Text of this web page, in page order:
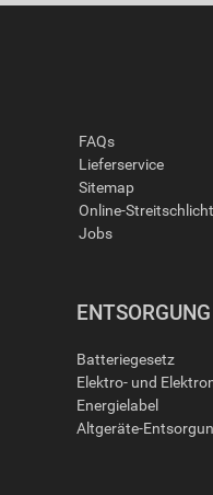
FAQs
Lieferservice
Sitemap
Online-
Jobs
ENTSORGUNG
Batteriegesetz
Elektro- und
Energielabel
Altgeräte-